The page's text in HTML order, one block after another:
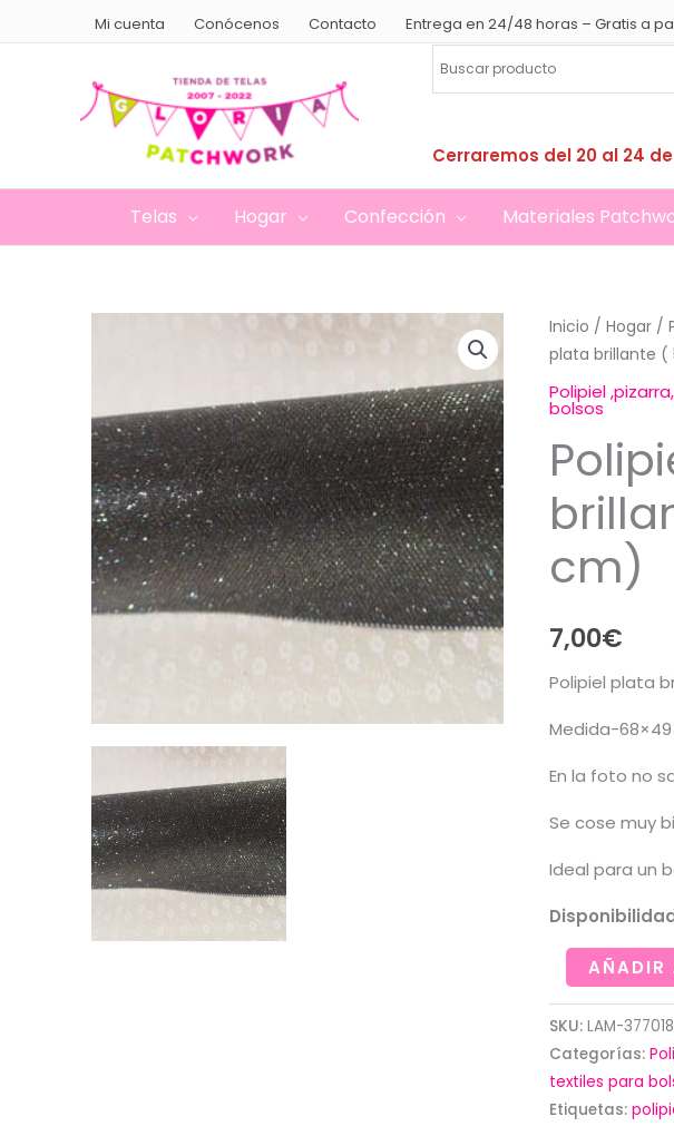
Mi cuenta Conócenos Contacto Entrega en 24/48 horas – Gratis a
Cerraremos del 20 al 24
Telas Hogar Confección Materiales
Inicio / Hogar/
plata brillante (
Polipiel
bolsos
cm)
7,00€
Polipiel plata
Medida-
En la foto no
Se cose muy
Ideal para un
Polipiel
en
plata
brillante
(
50x60
AÑADIR
SKU: LAM-377018
Categorías:
textiles para
Etiquetas: